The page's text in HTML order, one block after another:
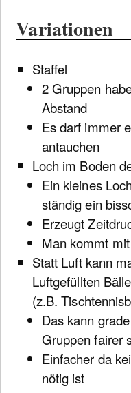
Variationen
Staffel
2 Gruppen
Abstand
Es darf immer
antauchen
Loch im Boden
Ein kleines
ständig ein
Erzeugt
Man kommt
Statt Luft kann
Luftgefüllten
(z.B.
Das kann
Gruppen fairer
Einfacher da
nötig ist